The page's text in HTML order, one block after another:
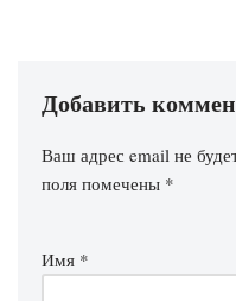
Добавить
Ваш адрес email не
поля помечены *
Имя *